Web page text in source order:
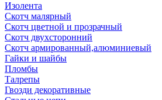
Изолента
Скотч малярный
Скотч цветной и прозрачный
Скотч двухсторонний
Скотч армированный,алюминиевый
Гайки и шайбы
Пломбы
Талрепы
Гвозди декоративные